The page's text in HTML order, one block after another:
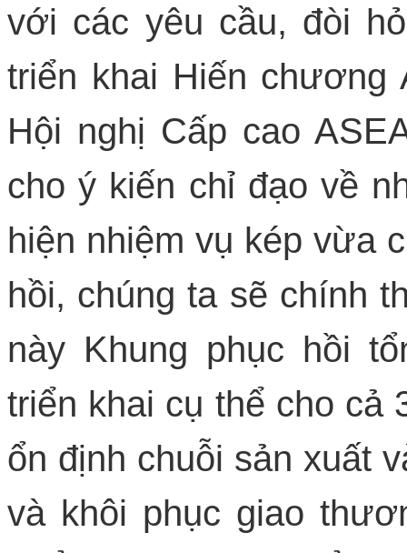
với các yêu cầu, đòi
triển khai Hiến chương
Hội nghị Cấp cao
cho ý kiến chỉ đạo về
hiện nhiệm vụ kép vừa
hồi, chúng ta sẽ chính
này Khung phục hồi
triển khai cụ thể cho cả
ổn định chuỗi sản xuất
và khôi phục giao